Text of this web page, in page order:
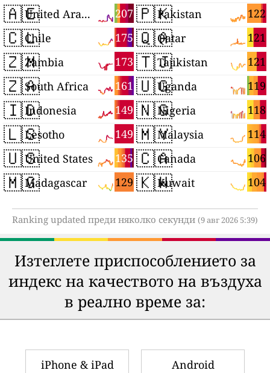
🇦🇪 207
United Arab Emirates
🇨🇱 175
Chile
🇿🇲 173
Zambia
🇿🇦 161
South Africa
🇮🇩 149
Indonesia
🇱🇸 149
Lesotho
🇺🇸 135
United States
🇲🇬 129
Madagascar
🇵🇰 122
Pakistan
🇶🇦 121
Qatar
🇹🇯 121
Tajikistan
🇺🇬 119
Uganda
🇳🇬 118
Nigeria
🇲🇾 114
Malaysia
🇨🇦 106
Canada
🇰🇼 104
Kuwait
Ranking updated преди няколко секунди (9 авг 2026 5:39)
Изтеглете приспособлението за
индекс на качеството на въздуха
в реално време за:
iPhone & iPad Android